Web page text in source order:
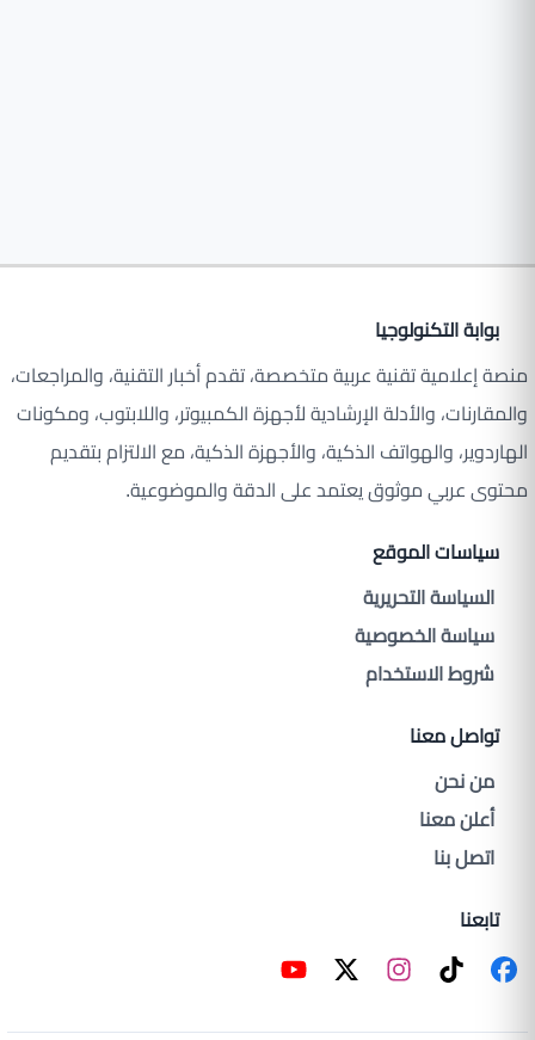
بوابة التكنولوجيا
منصة إعلامية تقنية عربية متخصصة، تقدم أخبار التقنية، والمراجعات،
والمقارنات، والأدلة الإرشادية لأجهزة الكمبيوتر، واللابتوب، ومكونات
الهاردوير، والهواتف الذكية، والأجهزة الذكية، مع الالتزام بتقديم
محتوى عربي موثوق يعتمد على الدقة والموضوعية.
سياسات الموقع
السياسة التحريرية
سياسة الخصوصية
شروط الاستخدام
تواصل معنا
من نحن
أعلن معنا
اتصل بنا
تابعنا